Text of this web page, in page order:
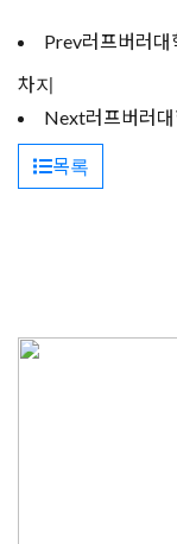
Prev러프버러대
차지
Next러프버러
목록